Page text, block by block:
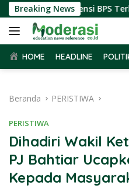
Langsung
ke
konten
Breaking News
Terima Audiensi BPS Terkait
HOME HEADLINE
Beranda PERISTIWA
PERISTIWA
Dihadiri Wakil
PJ Bahtiar
Kepada